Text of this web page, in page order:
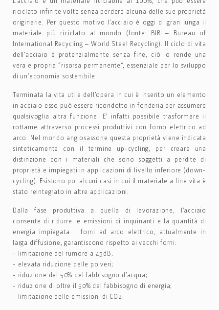
riciclato infinite volte senza perdere alcuna delle sue proprietà
originarie. Per questo motivo l’acciaio è oggi di gran lunga il
materiale più riciclato al mondo (fonte: BIR – Bureau of
International Recycling – World Steel Recycling). Il ciclo di vita
dell’acciaio è protenzialmente senza fine, ciò lo rende una
vera e propria “risorsa permanente”, essenziale per lo sviluppo
di un’economia sostenibile.
Terminata la vita utile dell’opera in cui è inserito un elemento
in acciaio esso può essere ricondotto in fonderia per assumere
qualsivoglia altra funzione. E’ infatti possibile trasformare il
rottame attraverso processi produttivi con forno elettrico ad
arco. Nel mondo anglosassone questa proprietà viene indicata
sinteticamente con il termine up-cycling, per creare una
distinzione con i materiali che sono soggetti a perdite di
proprietà e impiegati in applicazioni di livello inferiore (down-
cycling). Esistono poi alcuni casi in cui il materiale a fine vita è
stato reintegrato in altre applicazioni.
Dalla fase produttiva a quella di lavorazione, l’acciaio
consente di ridurre le emissioni di inquinanti e la quantità di
energia impiegata. I forni ad arco elettrico, attualmente in
larga diffusione, garantiscono rispetto ai vecchi forni:
- limitazione del rumore a 45dB;
- elevata riduzione delle polveri;
- riduzione del 50% del fabbisogno d’acqua;
- riduzione di oltre il 50% del fabbisogno di energia;
- limitazione delle emissioni di CO2.